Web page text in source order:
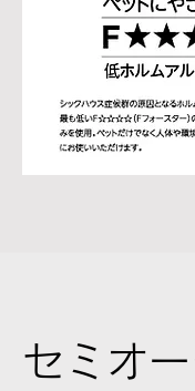
セミオ